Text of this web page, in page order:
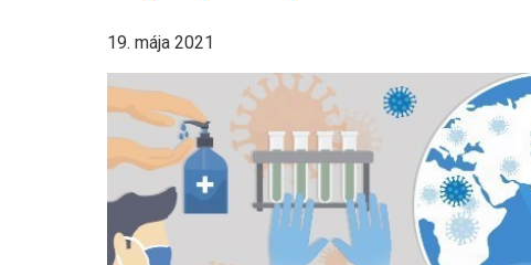
19. mája 2021